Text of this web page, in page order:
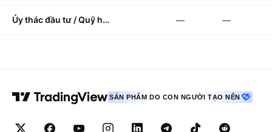
Ủy thác đầu tư / Quỹ hỗ trợ — —
SẢN PHẨM DO CON NGƯỜI TẠO NÊN